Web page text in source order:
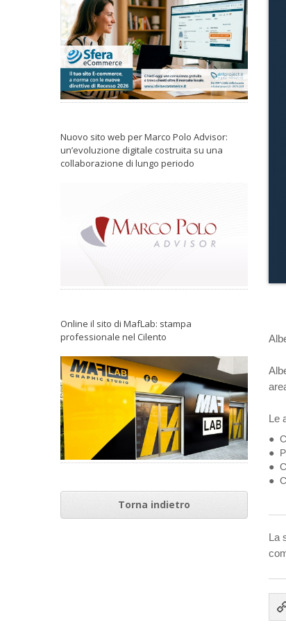
Le
La
Nuovo sito web per Marco Polo Advisor:
un’evoluzione digitale costruita su una
collaborazione di lungo periodo
Online il sito di MafLab: stampa
professionale nel Cilento
Torna indietro